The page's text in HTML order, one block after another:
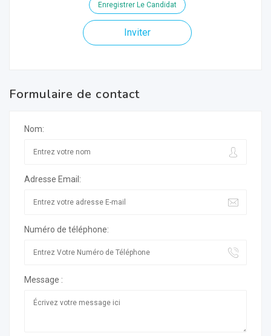
Enregistrer Le Candidat
Inviter
Formulaire de contact
Nom:
Adresse Email:
Numéro de téléphone:
Message :